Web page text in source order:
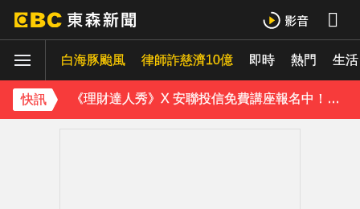
白海豚颱風 律師詐慈濟10億 即時 熱門 生活
快訊
下載東森App，隨時掌握天下大小事！